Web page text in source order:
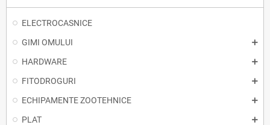
ELECTROCASNICE
GIMI OMULUI
HARDWARE
FITODROGURI
ECHIPAMENTE ZOOTEHNICE
PLAT